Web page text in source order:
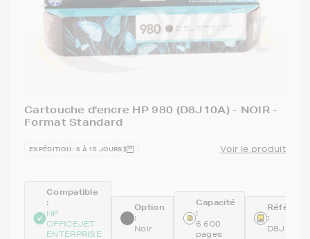
Cartouche d'encre HP 980 (D8J10A) - NOIR -
Format Standard
EXPÉDITION : 6 À 15 JOURS Voir le produit
Compatible
:
HP
OFFICEJET
ENTERPRISE
Option
:
Noir
Capacité
:
6 600
pages
:
D8J10A